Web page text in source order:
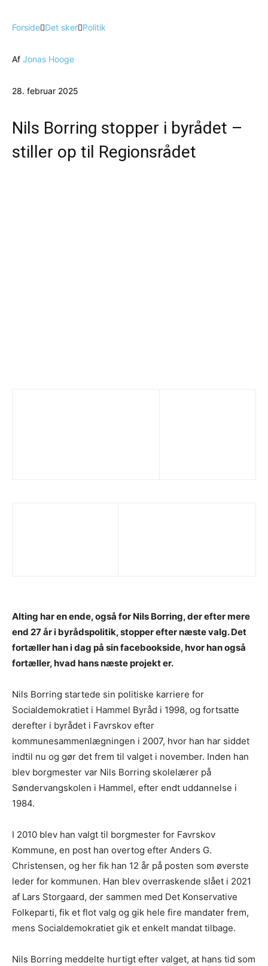
Forside Det sker Politik
Af Jonas Hooge
28. februar 2025
Nils Borring stopper i byrådet –
stiller op til Regionsrådet
Alting har en ende, også for Nils Borring, der efter mere
end 27 år i byrådspolitik, stopper efter næste valg. Det
fortæller han i dag på sin facebookside, hvor han også
fortæller, hvad hans næste projekt er.
Nils Borring startede sin politiske karriere for
Socialdemokratiet i Hammel Byråd i 1998, og fortsatte
derefter i byrådet i Favrskov efter
kommunesammenlægningen i 2007, hvor han har siddet
indtil nu og gør det frem til valget i november. Inden han
blev borgmester var Nils Borring skolelærer på
Søndervangskolen i Hammel, efter endt uddannelse i
1984.
I 2010 blev han valgt til borgmester for Favrskov
Kommune, en post han overtog efter Anders G.
Christensen, og her fik han 12 år på posten som øverste
leder for kommunen. Han blev overraskende slået i 2021
af Lars Storgaard, der sammen med Det Konservative
Folkeparti, fik et flot valg og gik hele fire mandater frem,
mens Socialdemokratiet gik et enkelt mandat tilbage.
Nils Borring meddelte hurtigt efter valget, at hans tid som